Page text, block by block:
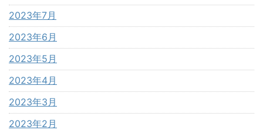
2023年7月
2023年6月
2023年5月
2023年4月
2023年3月
2023年2月